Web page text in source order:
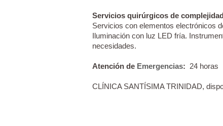
Servicios quirúrgicos de complejidad
Servicios con elementos electrónicos
Iluminación con luz LED fría.
necesidades.
Atención de Emergencias: 24 horas
CLÍNICA SANTÍSIMA TRINIDAD,